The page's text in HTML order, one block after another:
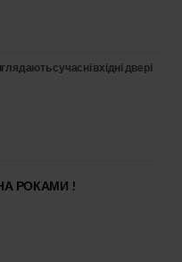
сучасні вхідні двері
РОКАМИ !